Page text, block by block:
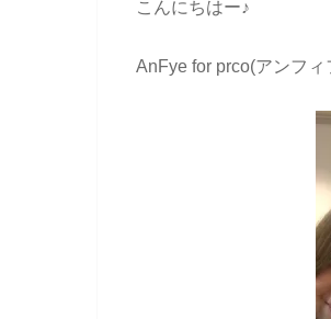
こんにちはー♪
AnFye for prco(アンフ